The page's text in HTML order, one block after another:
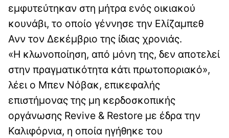
εμφυτεύτηκαν στη μήτρα ενός οικιακού
κουνάβι, το οποίο γέννησε την Ελίζαμπεθ
Ανν τον Δεκέμβριο της ίδιας χρονιάς.
«Η κλωνοποίηση, από μόνη της, δεν αποτελεί
στην πραγματικότητα κάτι πρωτοποριακό»,
λέει ο Μπεν Νόβακ, επικεφαλής
επιστήμονας της μη κερδοσκοπικής
οργάνωσης Revive & Restore με έδρα την
Καλιφόρνια, η οποία ηγήθηκε του